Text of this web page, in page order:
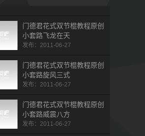
门德君花式双节棍教程原创
小套路飞龙在天
发布：2011-06-27
门德君花式双节棍教程原创
小套路旋风三式
发布：2011-06-27
门德君花式双节棍教程原创
小套路威震八方
发布：2011-06-27